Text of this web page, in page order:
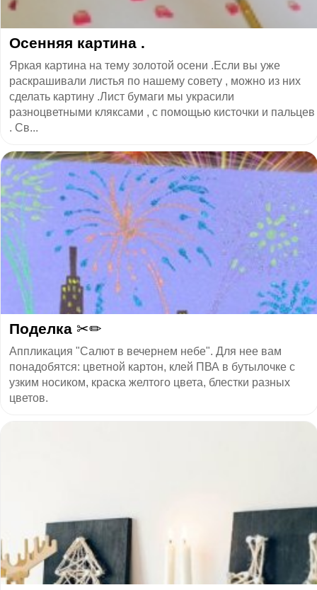
Осенняя картина .
Яркая картина на тему золотой осени .Если вы уже
раскрашивали листья по нашему совету , можно из них
сделать картину .Лист бумаги мы украсили
разноцветными кляксами , с помощью кисточки и пальцев
. Св...
Поделка ✂✏
Аппликация "Салют в вечернем небе". Для нее вам
понадобятся: цветной картон, клей ПВА в бутылочке с
узким носиком, краска желтого цвета, блестки разных
цветов.